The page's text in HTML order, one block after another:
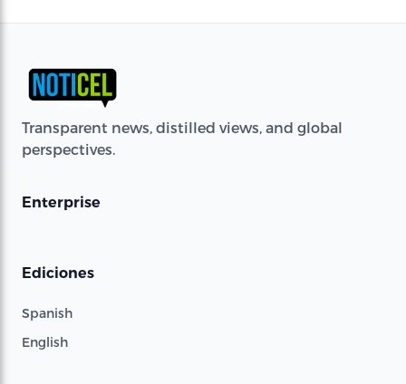
Transparent news, distilled views, and global
perspectives.
Enterprise
Ediciones
Spanish
English